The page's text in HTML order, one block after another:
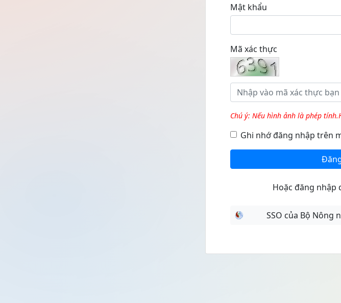
Mật khẩu
Mã xác thực
Chú ý: Nếu hình ảnh là phép
Ghi nhớ đăng nhập trên
Hoặc đăng nhập
SSO của Bộ Nông